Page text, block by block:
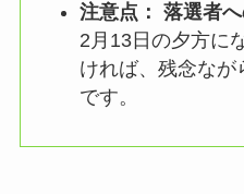
注意点： 落選者
2月13日の夕方に
ければ、残念なが
です。